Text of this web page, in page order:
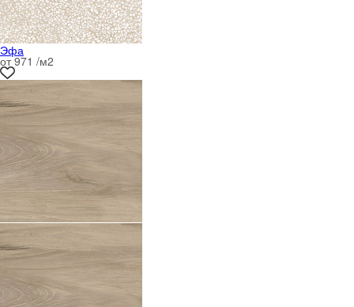
Эфа
от 971 /м2